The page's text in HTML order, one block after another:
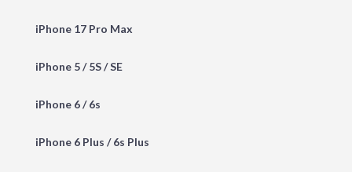
iPhone 17 Pro Max
iPhone 5 / 5S / SE
iPhone 6 / 6s
iPhone 6 Plus / 6s Plus